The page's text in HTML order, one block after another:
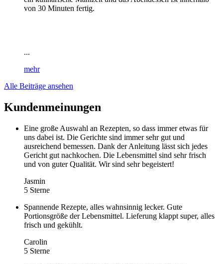
von 30 Minuten fertig.
...
mehr
Alle Beiträge ansehen
Kundenmeinungen
Eine große Auswahl an Rezepten, so dass immer etwas für
uns dabei ist. Die Gerichte sind immer sehr gut und
ausreichend bemessen. Dank der Anleitung lässt sich jedes
Gericht gut nachkochen. Die Lebensmittel sind sehr frisch
und von guter Qualität. Wir sind sehr begeistert!
Jasmin
5 Sterne
Spannende Rezepte, alles wahnsinnig lecker. Gute
Portionsgröße der Lebensmittel. Lieferung klappt super, alles
frisch und gekühlt.
Carolin
5 Sterne